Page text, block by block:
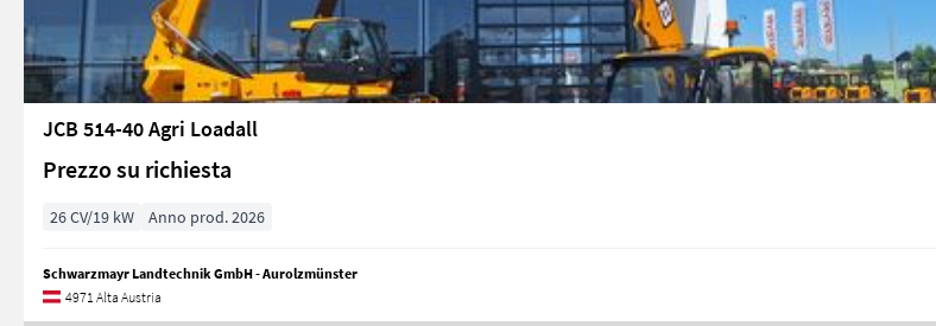
JCB 514-40 Agri Loadall
Prezzo su richiesta
26 CV/19 kW Anno prod. 2026
Schwarzmayr Landtechnik GmbH - Aurolzmünster
4971 Alta Austria